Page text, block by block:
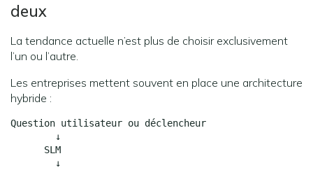
deux
La tendance actuelle n’est plus de choisir exclusivement
l’un ou l’autre.
Les entreprises mettent souvent en place une architecture
hybride :
Question utilisateur ou déclencheur
        ↓
      SLM
        ↓